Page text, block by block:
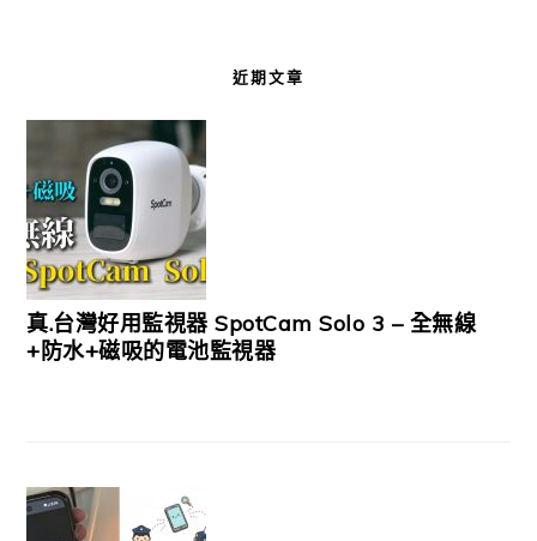
近期文章
真.台灣好用監視器 SpotCam Solo 3 – 全無線
+防水+磁吸的電池監視器